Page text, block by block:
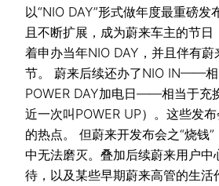
以“NIO DAY”形式做年度最重磅发
且不断扩展，成为蔚来车主的节
着申办当年NIO DAY，并且伴有
节。 蔚来后续还办了NIO IN——相
POWER DAY加电日——相当于充
近一次叫POWER UP）。这些发
的热点。 但蔚来开发布会之“烧钱
中无法磨灭。叠加后续蔚来用户中
待，以及某些早期蔚来高管的生活